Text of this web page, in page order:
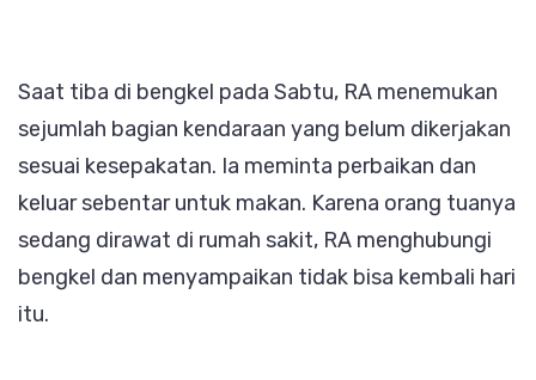
Saat tiba di bengkel pada Sabtu, RA menemukan
sejumlah bagian kendaraan yang belum dikerjakan
sesuai kesepakatan. Ia meminta perbaikan dan
keluar sebentar untuk makan. Karena orang tuanya
sedang dirawat di rumah sakit, RA menghubungi
bengkel dan menyampaikan tidak bisa kembali hari
itu.